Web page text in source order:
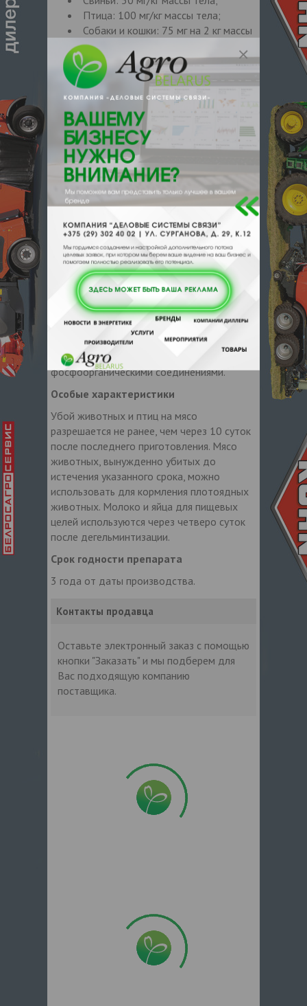
Птица: 100 мг/кг массы тела;
Собаки и кошки: 75 мг на 2 кг массы
животных;
Пушные звери: 100мг/кг массы
тела; Рыба: 2,5-4 кг/т корма.
Свиноматкам препарат принимается один
раз в течение 14 дней до опороса. Овец и
коз обрабатывают 2 раза в год – перед
выгоном на пастбища и перед началом
зимовки. Овцематкам препарата следует
принимать в течение 4–6 недель до окота
и повторно после отъема ягнят. Ягнят
обрабатывают несколько раз после снятия
отовцематки.
Противопоказания
Не приступайте к дегельментизации
больных инфекционными заболеваниями
животных, даже в третьей беременности,
а также животных с нарушениями функций
почек или печени. Тетрагельм 20 не
разрешено применять одновременно с
препаратами пирантел, морантел, а также
фосфоорганическими соединениями.
Особые характеристики
Убой животных и птиц на мясо
разрешается не ранее, чем через 10 суток
после последнего приготовления. Мясо
животных, вынужденно убитых до
истечения указанного срока, можно
использовать для кормления плотоядных
животных. Молоко и яйца для пищевых
целей используются через четверо суток
после дегельминтизации.
Срок годности препарата
3 года от даты производства.
Контакты продавца
Оставьте электронный заказ с помощью
кнопки "Заказать" и мы подберем для
Вас подходящую компанию
поставщика.